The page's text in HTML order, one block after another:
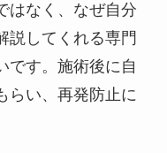
はなく、なぜ自分
説してくれる専門
です。施術後に自
らい、再発防止に